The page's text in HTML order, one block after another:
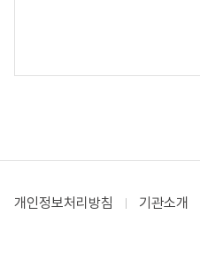
개인정보처리방침 기관소개